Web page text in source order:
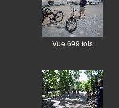
Vue 699 fois